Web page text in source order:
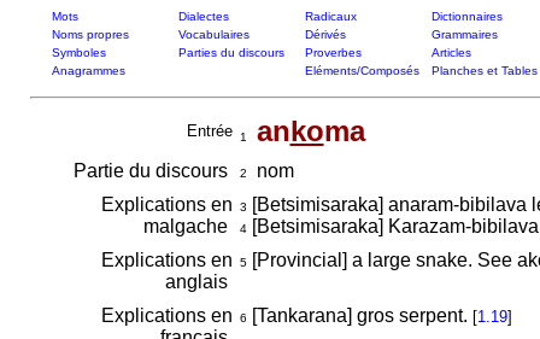
Mots Dialectes Radicaux
Dictionnaires
Noms propres
Vocabulaires Dérivés
Grammaires
Symboles
Parties du discours Proverbes
Articles
Anagrammes
Eléments/Composés Planches et Tables
Entrée 1 ankoma
Partie du discours 2
nom
Explications en
malgache
3 [Betsimisaraka] anaram-bibilava
4[Betsimisaraka] Karazam-
Explications en
anglais
5[Provincial] a large snake. See
Explications en
6 [Tankarana] gros serpent. [1.19]